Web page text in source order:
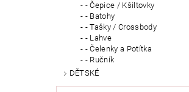
- Čepice / Kšiltovky
- Batohy
- Tašky / Crossbody
- Lahve
- Čelenky a Potítka
- Ručník
DĚTSKÉ